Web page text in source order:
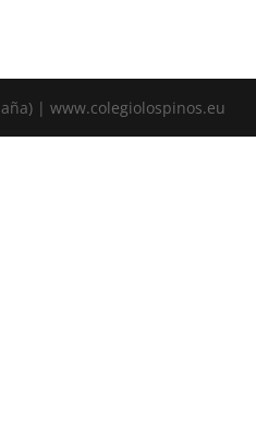
| www.colegiolospinos.eu